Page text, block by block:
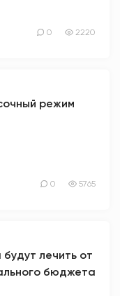
0 2220
режим
0 5765
лечить от
бюджета